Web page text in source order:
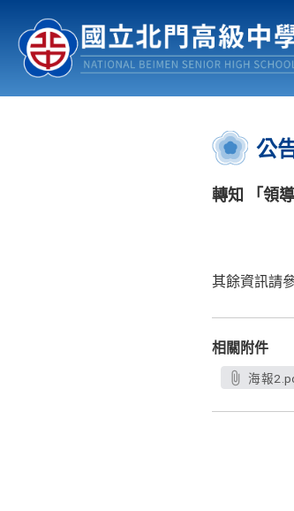
認識北中 行事曆
:::
公
轉知 「領
其餘資訊請
相關附件
海報